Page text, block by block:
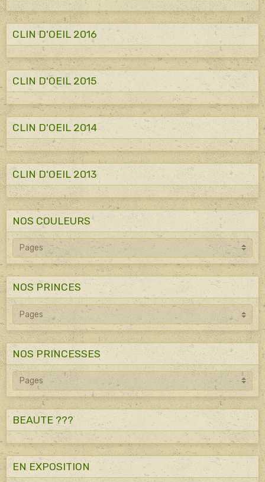
CLIN D'OEIL 2016
CLIN D'OEIL 2015
CLIN D'OEIL 2014
CLIN D'OEIL 2013
NOS COULEURS
NOS PRINCES
NOS PRINCESSES
BEAUTE ???
EN EXPOSITION